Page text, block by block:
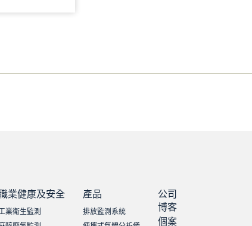
業健康及安全
業衛生監測
產品
排放監測系統
公司
博客
個案